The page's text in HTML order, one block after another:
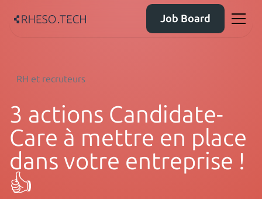
Job Board
RH et recruteurs
3 actions Candidate-
Care à mettre en place
dans votre entreprise !
👍